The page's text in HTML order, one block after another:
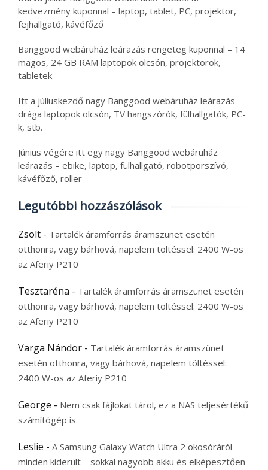
kedvezmény kuponnal – laptop, tablet, PC, projektor,
fejhallgató, kávéfőző
Banggood webáruház leárazás rengeteg kuponnal – 14
magos, 24 GB RAM laptopok olcsón, projektorok,
tabletek
Itt a júliuskezdő nagy Banggood webáruház leárazás –
drága laptopok olcsón, TV hangszórók, fülhallgatók, PC-
k, stb.
Június végére itt egy nagy Banggood webáruház
leárazás – ebike, laptop, fülhallgató, robotporszívó,
kávéfőző, roller
Legutóbbi hozzászólások
Zsolt - Tartalék áramforrás áramszünet esetén
otthonra, vagy bárhová, napelem töltéssel: 2400 W-os
az Aferiy P210
Tesztaréna - Tartalék áramforrás áramszünet esetén
otthonra, vagy bárhová, napelem töltéssel: 2400 W-os
az Aferiy P210
Varga Nándor - Tartalék áramforrás áramszünet
esetén otthonra, vagy bárhová, napelem töltéssel:
2400 W-os az Aferiy P210
George - Nem csak fájlokat tárol, ez a NAS teljesértékű
számítógép is
Leslie - A Samsung Galaxy Watch Ultra 2 okosóráról
minden kiderült – sokkal nagyobb akku és elképesztően